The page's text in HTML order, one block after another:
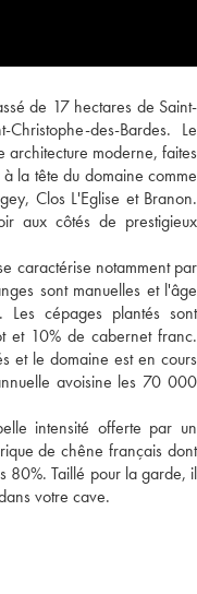
de 17 hectares de Saint-
des-Bardes. Le
moderne, faites
la tête du domaine comme
Clos L'Eglise et Branon.
aux côtés de prestigieux
caractérise notamment par
sont manuelles et l'âge
cépages plantés sont
et 10% de cabernet franc.
et le domaine est en cours
avoisine les 70 000
intensité offerte par un
de chêne français dont
80%. Taillé pour la garde, il
votre cave.